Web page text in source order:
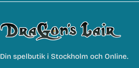
Din spelbutik i Stockholm och Online.